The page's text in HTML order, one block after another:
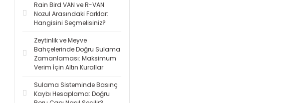
Rain Bird VAN ve R-VAN
Nozul Arasındaki Farklar:
Hangisini Seçmelisiniz?
Zeytinlik ve Meyve
Bahçelerinde Doğru Sulama
Zamanlaması: Maksimum
Verim İçin Altın Kurallar
Sulama Sisteminde Basınç
Kaybı Hesaplama: Doğru